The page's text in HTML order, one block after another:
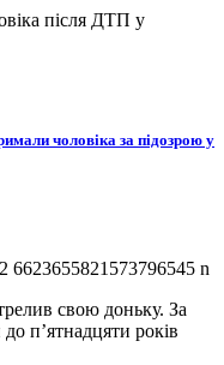
після ДТП у
чоловіка за підозрою у
свою доньку. За
п’ятнадцяти років